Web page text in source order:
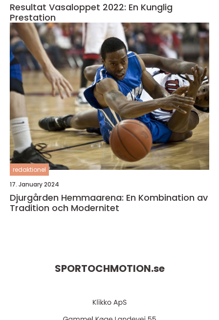
Resultat Vasaloppet 2022: En Kunglig
Prestation
redaktionel
17. January 2024
Djurgården Hemmaarena: En Kombination av
Tradition och Modernitet
SPORTOCHMOTION.se